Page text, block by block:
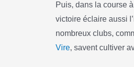
Puis, dans la course
victoire éclaire aussi
nombreux clubs,
Vire, savent cultiver